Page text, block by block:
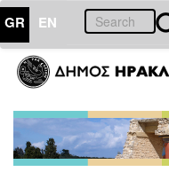
GR EN
ΤΟΠΟΣ
ΜΑΣ
Ανακοινώσεις
Αρχείο